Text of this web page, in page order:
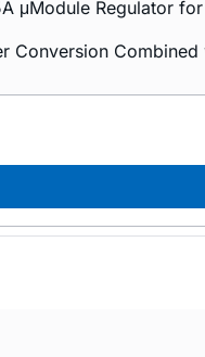
μModule Regulator
Conversion